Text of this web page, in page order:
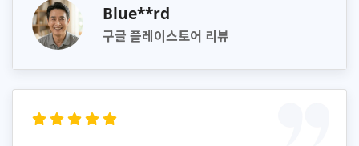
Blue**rd
구글 플레이스토어 리뷰